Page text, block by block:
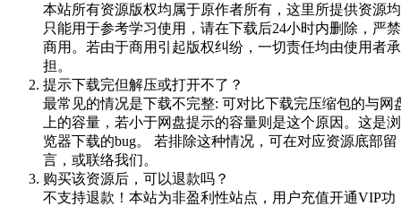
本站所有资源版权均属于原作者所有，这里所提供资源均
只能用于参考学习使用，请在下载后24小时内删除，严禁
商用。若由于商用引起版权纠纷，一切责任均由使用者承
担。
提示下载完但解压或打开不了？
最常见的情况是下载不完整: 可对比下载完压缩包的与网
上的容量，若小于网盘提示的容量则是这个原因。这是浏
览器下载的bug。 若排除这种情况，可在对应资源底部留
言，或联络我们。
购买该资源后，可以退款吗？
不支持退款！本站为非盈利性站点，用户充值开通VIP功